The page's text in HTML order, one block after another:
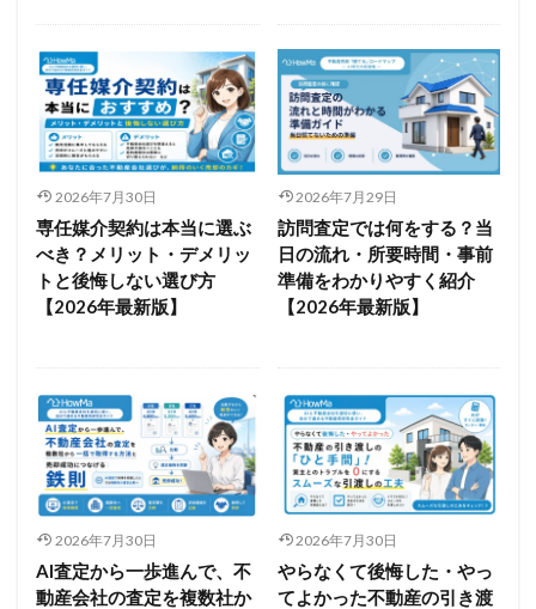
2026年7月30日
専任媒介契約は本当に選ぶ
べき？メリット・デメリッ
トと後悔しない選び方
【2026年最新版】
2026年7月29日
訪問査定では何をする？当
日の流れ・所要時間・事前
準備をわかりやすく紹介
【2026年最新版】
2026年7月30日
AI査定から一歩進んで、不
動産会社の査定を複数社か
2026年7月30日
やらなくて後悔した・やっ
てよかった不動産の引き渡